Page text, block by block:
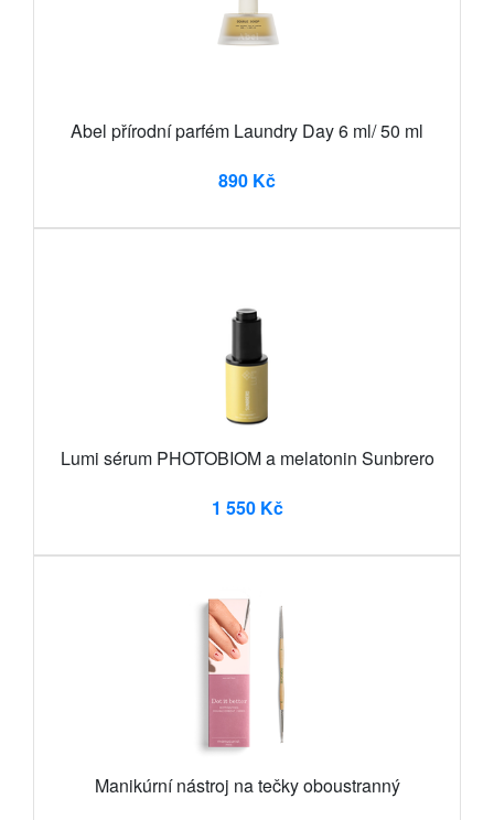
Abel přírodní parfém Laundry Day 6 ml/ 50 ml
890 Kč
Lumi sérum PHOTOBIOM a melatonin Sunbrero
1 550 Kč
Manikúrní nástroj na tečky oboustranný